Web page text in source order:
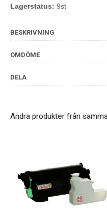
Lagerstatus: 9st
BESKRIVNING
OMDÖME
DELA
Andra produkter från